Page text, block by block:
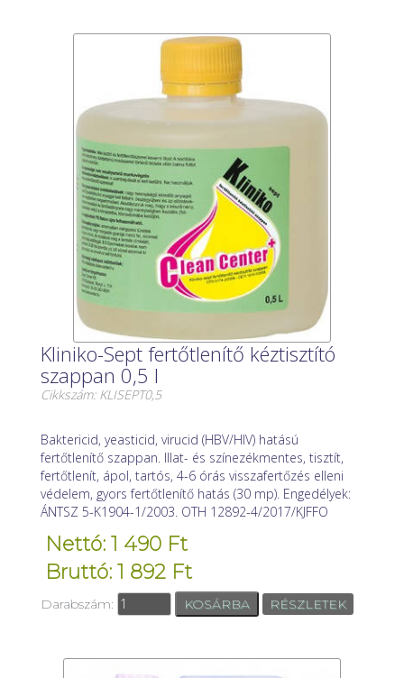
Kliniko-Sept fertőtlenítő kéztisztító
szappan 0,5 l
Cikkszám: KLISEPT0,5
Baktericid, yeasticid, virucid (HBV/HIV) hatású
fertőtlenítő szappan. Illat- és színezékmentes, tisztít,
fertőtlenít, ápol, tartós, 4-6 órás visszafertőzés elleni
védelem, gyors fertőtlenítő hatás (30 mp). Engedélyek:
ÁNTSZ 5-K1904-1/2003. OTH 12892-4/2017/KJFFO
Nettó: 1 490 Ft
Bruttó: 1 892 Ft
Darabszám: RÉSZLETEK